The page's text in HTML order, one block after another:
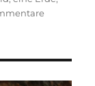
zu